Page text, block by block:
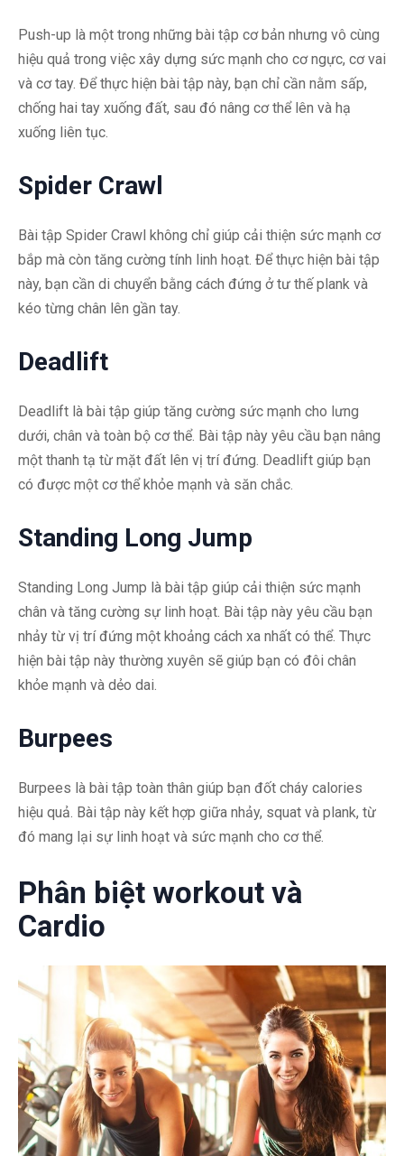
Push-up là một trong những bài tập cơ bản nhưng vô cùng
hiệu quả trong việc xây dựng sức mạnh cho cơ ngực, cơ vai
và cơ tay. Để thực hiện bài tập này, bạn chỉ cần nằm sấp,
chống hai tay xuống đất, sau đó nâng cơ thể lên và hạ
xuống liên tục.
Spider Crawl
Bài tập Spider Crawl không chỉ giúp cải thiện sức mạnh cơ
bắp mà còn tăng cường tính linh hoạt. Để thực hiện bài tập
này, bạn cần di chuyển bằng cách đứng ở tư thế plank và
kéo từng chân lên gần tay.
Deadlift
Deadlift là bài tập giúp tăng cường sức mạnh cho lưng
dưới, chân và toàn bộ cơ thể. Bài tập này yêu cầu bạn nâng
một thanh tạ từ mặt đất lên vị trí đứng. Deadlift giúp bạn
có được một cơ thể khỏe mạnh và săn chắc.
Standing Long Jump
Standing Long Jump là bài tập giúp cải thiện sức mạnh
chân và tăng cường sự linh hoạt. Bài tập này yêu cầu bạn
nhảy từ vị trí đứng một khoảng cách xa nhất có thể. Thực
hiện bài tập này thường xuyên sẽ giúp bạn có đôi chân
khỏe mạnh và dẻo dai.
Burpees
Burpees là bài tập toàn thân giúp bạn đốt cháy calories
hiệu quả. Bài tập này kết hợp giữa nhảy, squat và plank, từ
đó mang lại sự linh hoạt và sức mạnh cho cơ thể.
Phân biệt workout và
Cardio